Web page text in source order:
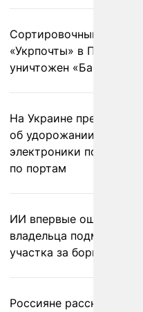
Сортировочный пункт
«Укрпочты» в
уничтожен
На Украине
об удорожании
электроники после
по портам
ИИ впервые
владельца
участка за борщевик
Россияне рассказали,